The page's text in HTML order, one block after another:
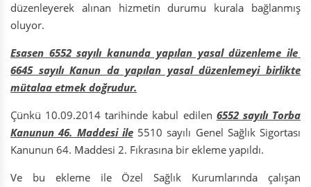
düzenleyerek alınan hizmetin durumu kurala bağlanmış
oluyor.
Esasen 6552 sayılı kanunda yapılan yasal düzenleme ile
6645 sayılı Kanun da yapılan yasal düzenlemeyi birlikte
mütalaa etmek doğrudur.
Çünkü 10.09.2014 tarihinde kabul edilen 6552 sayılı Torba
Kanunun 46. Maddesi ile5510 sayılı Genel Sağlık Sigortası
Kanunun 64. Maddesi 2. Fıkrasına bir ekleme yapıldı.
Ve bu ekleme ile Özel Sağlık Kurumlarında çalışan